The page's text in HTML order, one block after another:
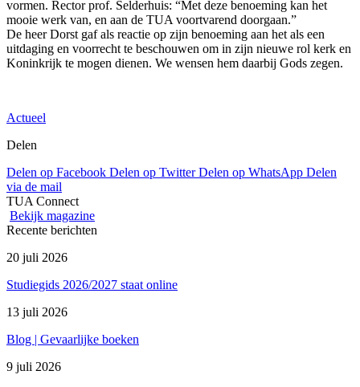
vormen. Rector prof. Selderhuis: “Met deze benoeming kan het
mooie werk van, en aan de TUA voortvarend doorgaan.”
De heer Dorst gaf als reactie op zijn benoeming aan het als een
uitdaging en voorrecht te beschouwen om in zijn nieuwe rol kerk en
Koninkrijk te mogen dienen. We wensen hem daarbij Gods zegen.
Actueel
Delen
Delen op Facebook Delen op Twitter Delen op WhatsApp Delen
via de mail
TUA Connect
Bekijk magazine
Recente berichten
20 juli 2026
Studiegids 2026/2027 staat online
13 juli 2026
Blog | Gevaarlijke boeken
9 juli 2026